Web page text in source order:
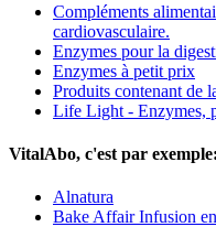
Compléments
cardiovasculaire.
Enzymes pour la
Enzymes à petit prix
Produits contenant de
Life Light - Enzymes,
VitalAbo, c'est par exemple:
Alnatura
Bake Affair Infusion